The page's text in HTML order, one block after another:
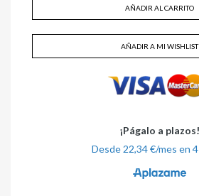
AÑADIR AL CARRITO
AÑADIR A MI WISHLIST